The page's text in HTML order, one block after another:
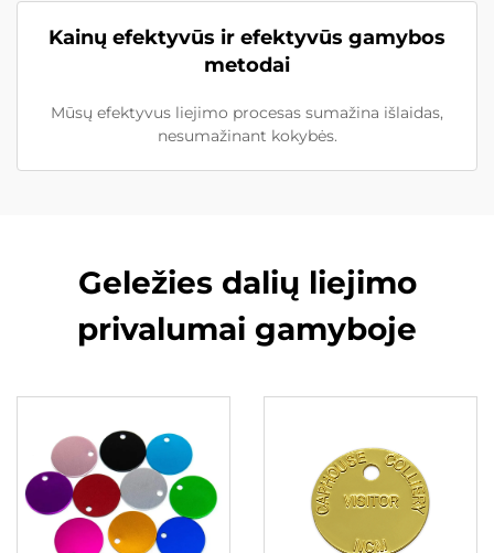
Kainų efektyvūs ir efektyvūs gamybos
metodai
Mūsų efektyvus liejimo procesas sumažina išlaidas,
nesumažinant kokybės.
Geležies dalių liejimo
privalumai gamyboje